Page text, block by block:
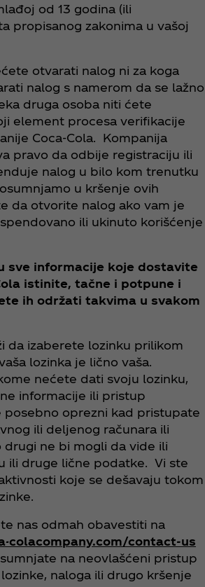
od 13 godina (ili
propisanog zakonima u vašoj
otvarati nalog ni za koga
nalog s namerom da se lažno
druga osoba niti ćete
element procesa verifikacije
Coca‑Cola. Kompanija
pravo da odbije registraciju ili
nalog u bilo kom trenutku
u kršenje ovih
da otvorite nalog ako vam je
ili ukinuto korišćenje
sve informacije koje dostavite
istinite, tačne i potpune i
ih održati takvima u svakom
da izaberete lozinku prilikom
lozinka je lično vaša.
nećete dati svoju lozinku,
informacije ili pristup
posebno oprezni kad pristupate
ili deljenog računara ili
ne bi mogli da vide ili
ili druge lične podatke. Vi ste
koje se dešavaju tokom
nas odmah obavestiti na
colacompany.com/contact-us
na neovlašćeni pristup
naloga ili drugo kršenje